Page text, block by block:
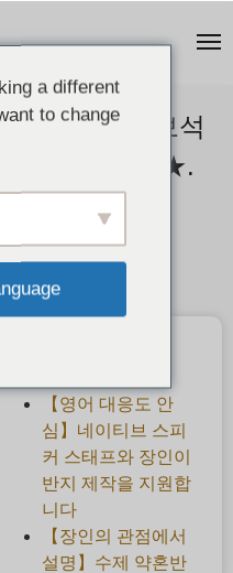
크샵】진짜 보석
기념품 증정★.
【영어 대응도 안
심】네이티브 스피
커 스태프와 장인이
반지 제작을 지원합
니다
【장인의 관점에서
설명】수제 약혼반
a different
to change